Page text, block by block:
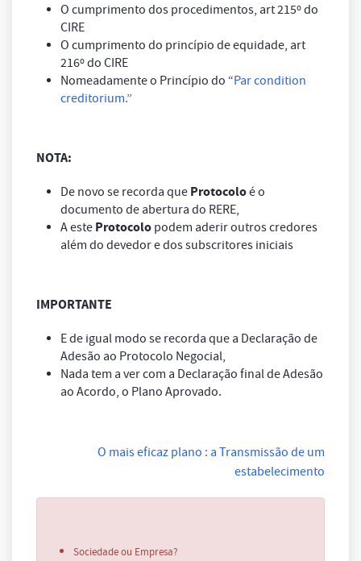
O cumprimento dos procedimentos, art 215º do
CIRE
O cumprimento do princípio de equidade, art
216º do CIRE
Nomeadamente o Princípio do “Par condition
creditorium.”
NOTA:
De novo se recorda que Protocoloé o
documento de abertura do RERE,
A este Protocolo podem aderir outros credores
além do devedor e dos subscritores iniciais
IMPORTANTE
E de igual modo se recorda que a Declaração de
Adesão ao Protocolo Negocial,
Nada tem a ver com a Declaração final de Adesão
ao Acordo, o Plano Aprovado.
O mais eficaz plano : a Transmissão de um
estabelecimento
Sociedade ou Empresa?